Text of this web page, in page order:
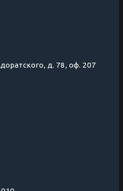
д. 78, оф. 207